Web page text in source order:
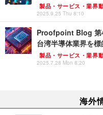
製品・サービス・業界
2025.9.25 Thu 8:10
Proofpoint Blog 第
台湾半導体業界を標
製品・サービス・業界
2025.7.28 Mon 8:20
海外